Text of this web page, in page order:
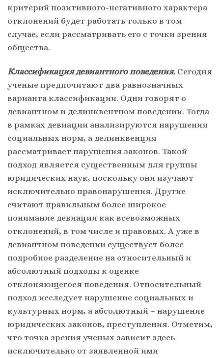
критерий позитивного-негативного характера
отклонений будет работать только в том
случае, если рассматривать его с точки зрения
общества.
Классификация девиантного поведения. Сегодня
ученые предпочитают два равнозначных
варианта классификации. Одни говорят о
девиантном и делинквентном поведении. Тогда
в рамках девиации анализируются нарушения
социальных норм, а делинквенция
рассматривает нарушения законов. Такой
подход является существенным для группы
юридических наук, поскольку они изучают
исключительно правонарушения. Другие
считают правильным более широкое
понимание девиации как всевозможных
отклонений, в том числе и правовых. А уже в
девиантном поведении существует более
подробное разделение на относительный и
абсолютный подходы к оценке
отклоняющегося поведения. Относительный
подход исследует нарушение социальных и
культурных норм, а абсолютный – нарушение
юридических законов, преступления. Отметим,
что точка зрения ученых зависит здесь
исключительно от заявленной ими